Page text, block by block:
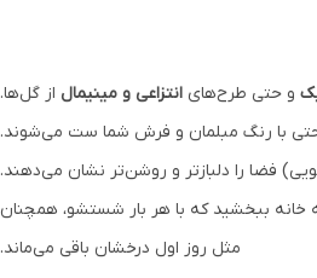
و حتی طرح‌های انتزاعی و مینیمال از گل‌ها.
با رنگ مبلمان و فرش شما ست می‌شوند.
فضا را دلبازتر و روشن‌تر نشان می‌دهند.
خانه ببخشید که با هر بار شستشو، همچنان
مثل روز اول درخشان باقی می‌ماند.